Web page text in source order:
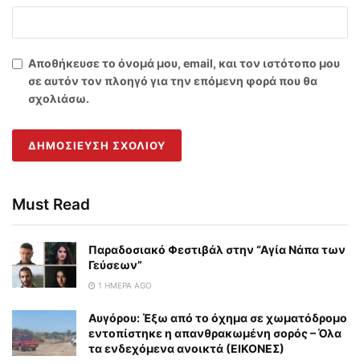
Αποθήκευσε το όνομά μου, email, και τον ιστότοπο μου
σε αυτόν τον πλοηγό για την επόμενη φορά που θα
σχολιάσω.
Must Read
Παραδοσιακό Φεστιβάλ στην “Αγία Νάπα των
Γεύσεων”
1 ΗΜΈΡΑ AGO
Αυγόρου: Έξω από το όχημα σε χωματόδρομο
εντοπίστηκε η απανθρακωμένη σορός – Όλα
τα ενδεχόμενα ανοικτά (ΕΙΚΟΝΕΣ)